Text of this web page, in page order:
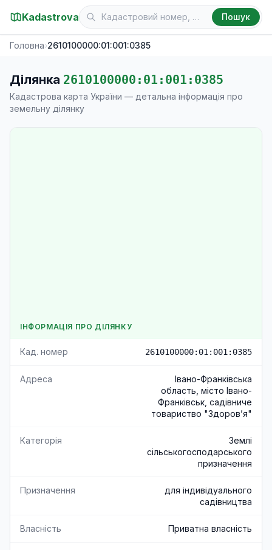
Kadastrova Пошук
Головна›2610100000:01:001:0385
Ділянка 2610100000:01:001:0385
Кадастрова карта України — детальна інформація про
земельну ділянку
ІНФОРМАЦІЯ ПРО ДІЛЯНКУ
Кад. номер 2610100000:01:001:0385
Адреса
Івано-Франківська
область, місто Івано-
Франківськ, садівниче
товариство "Здоров’я"
Категорія
Землі
сільськогосподарського
призначення
Призначення
для індивідуального
садівництва
Власність Приватна власність